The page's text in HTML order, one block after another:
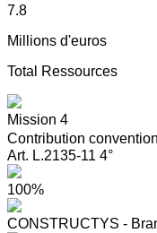
7.8
Millions d'euros
Total Ressources
Mission 4
Contribution
Art. L.2135-11 4°
100%
CONSTRUCTYS -